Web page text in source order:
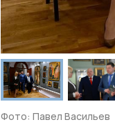
Фото: Павел Васильев